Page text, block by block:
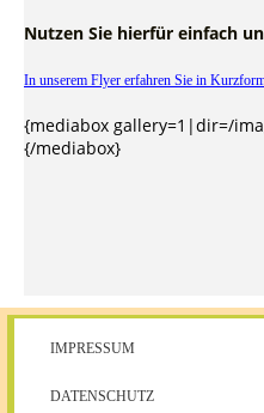
Nutzen Sie hierfür einfach
In unserem Flyer erfahren Sie in
{mediabox gallery=1|dir=/
{/mediabox}
IMPRESSUM
DATENSCHUTZ